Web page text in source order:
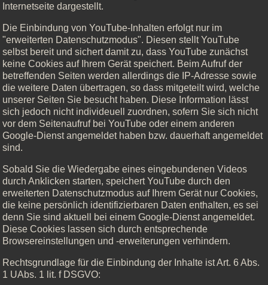
Internetseite dargestellt.
Die Einbindung von YouTube-Inhalten erfolgt nur im
"erweiterten Datenschutzmodus". Diesen stellt YouTube
selbst bereit und sichert damit zu, dass YouTube zunächst
keine Cookies auf Ihrem Gerät speichert. Beim Aufruf der
betreffenden Seiten werden allerdings die IP-Adresse sowie
die weitere Daten übertragen, so dass mitgeteilt wird, welche
unserer Seiten Sie besucht haben. Diese Information lässt
sich jedoch nicht individeuell zuordnen, sofern Sie sich nicht
vor dem Seitenaufruf bei YouTube oder einem anderen
Google-Dienst angemeldet haben bzw. dauerhaft angemeldet
sind.
Sobald Sie die Wiedergabe eines eingebundenen Videos
durch Anklicken starten, speichert YouTube durch den
erweiterten Datenschutzmodus auf Ihrem Gerät nur Cookies,
die keine persönlich identifizierbaren Daten enthalten, es sei
denn Sie sind aktuell bei einem Google-Dienst angemeldet.
Diese Cookies lassen sich durch entsprechende
Browsereinstellungen und -erweiterungen verhindern.
Rechtsgrundlage für die Einbindung der Inhalte ist Art. 6 Abs.
1 UAbs. 1 lit. f DSGVO: